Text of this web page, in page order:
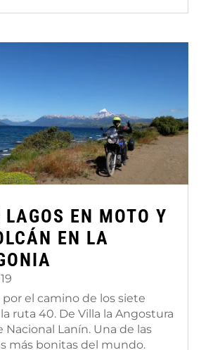
LAGOS EN MOTO Y
EN LA
el camino de los siete
la ruta 40. De Villa la Angostura
Nacional Lanín. Una de las
más bonitas del mundo.